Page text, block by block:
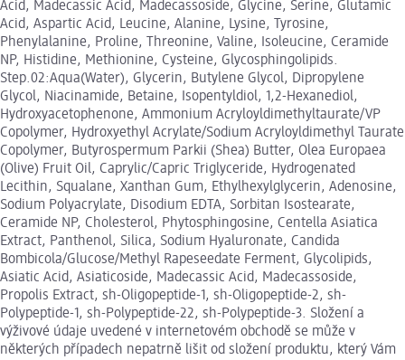
Acid, Madecassic Acid, Madecassoside, Glycine, Serine, Glutamic
Acid, Aspartic Acid, Leucine, Alanine, Lysine, Tyrosine,
Phenylalanine, Proline, Threonine, Valine, Isoleucine, Ceramide
NP, Histidine, Methionine, Cysteine, Glycosphingolipids.
Step.02:Aqua(Water), Glycerin, Butylene Glycol, Dipropylene
Glycol, Niacinamide, Betaine, Isopentyldiol, 1,2-Hexanediol,
Hydroxyacetophenone, Ammonium Acryloyldimethyltaurate/VP
Copolymer, Hydroxyethyl Acrylate/Sodium Acryloyldimethyl Taurate
Copolymer, Butyrospermum Parkii (Shea) Butter, Olea Europaea
(Olive) Fruit Oil, Caprylic/Capric Triglyceride, Hydrogenated
Lecithin, Squalane, Xanthan Gum, Ethylhexylglycerin, Adenosine,
Sodium Polyacrylate, Disodium EDTA, Sorbitan Isostearate,
Ceramide NP, Cholesterol, Phytosphingosine, Centella Asiatica
Extract, Panthenol, Silica, Sodium Hyaluronate, Candida
Bombicola/Glucose/Methyl Rapeseedate Ferment, Glycolipids,
Asiatic Acid, Asiaticoside, Madecassic Acid, Madecassoside,
Propolis Extract, sh-Oligopeptide-1, sh-Oligopeptide-2, sh-
Polypeptide-1, sh-Polypeptide-22, sh-Polypeptide-3. Složení a
výživové údaje uvedené v internetovém obchodě se může v
některých případech nepatrně lišit od složení produktu, který Vám